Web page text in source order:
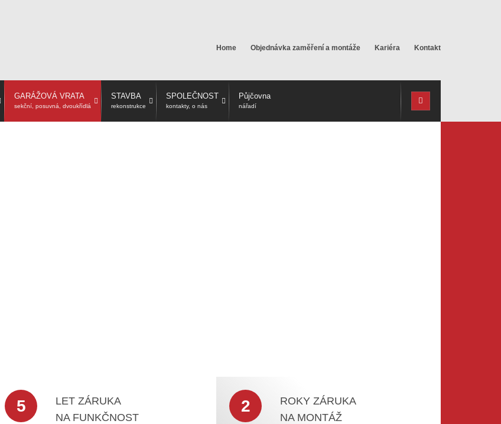
Home Objednávka zaměření a montáže Kariéra Kontakt
GARÁŽOVÁ VRATA STAVBA SPOLEČNOST Půjčovna
5
LET ZÁRUKA
NA FUNKČNOST
2
ROKY ZÁRUKA
NA MONTÁŽ